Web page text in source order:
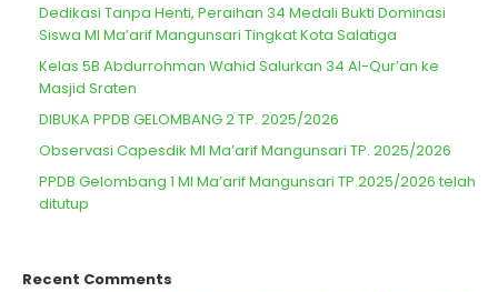
Dedikasi Tanpa Henti, Peraihan 34 Medali Bukti Dominasi
Siswa MI Ma’arif Mangunsari Tingkat Kota Salatiga
Kelas 5B Abdurrohman Wahid Salurkan 34 Al-Qur’an ke
Masjid Sraten
DIBUKA PPDB GELOMBANG 2 TP. 2025/2026
Observasi Capesdik MI Ma’arif Mangunsari TP. 2025/2026
PPDB Gelombang 1 MI Ma’arif Mangunsari TP.2025/2026 telah
ditutup
Recent Comments